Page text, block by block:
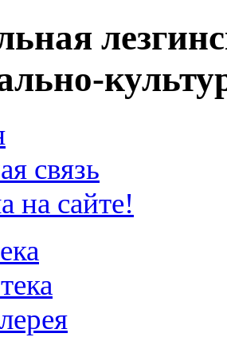
связь
на сайте!